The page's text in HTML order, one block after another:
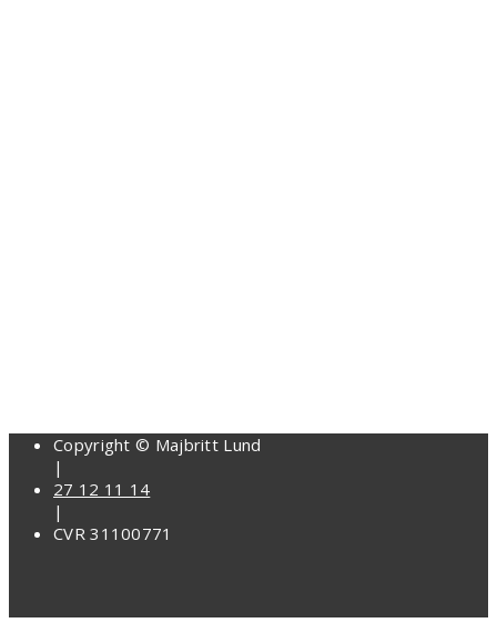
Copyright © Majbritt Lund
|
27 12 11 14
|
CVR 31100771